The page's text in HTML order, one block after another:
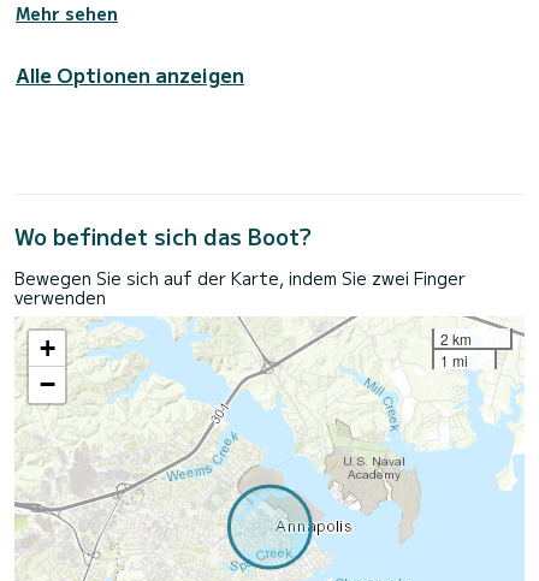
Mehr sehen
Alle Optionen anzeigen
Wo befindet sich das Boot?
Bewegen Sie sich auf der Karte, indem Sie zwei Finger
verwenden
+
−
2 km
1 mi